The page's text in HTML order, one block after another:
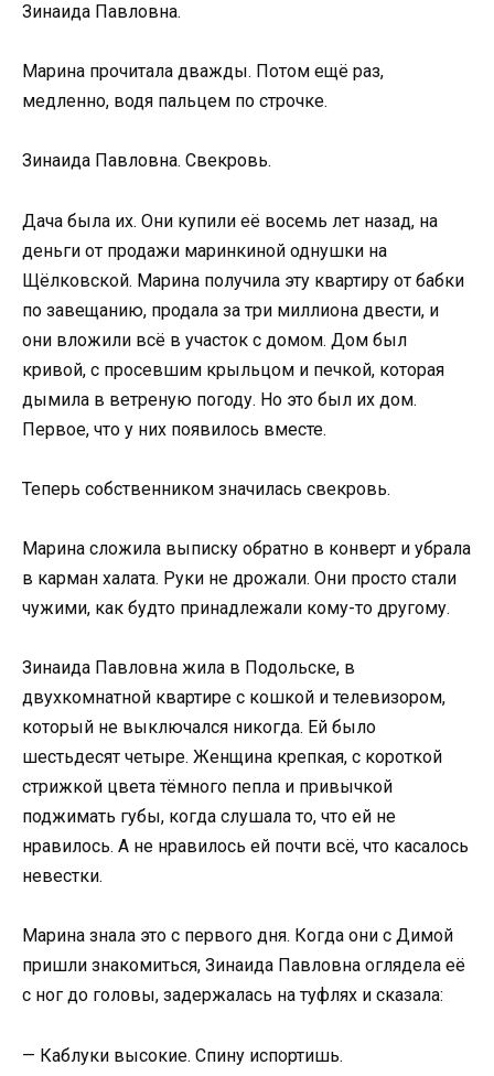
Зинаида Павловна.
Марина прочитала дважды. Потом ещё раз,
медленно, водя пальцем по строчке.
Зинаида Павловна. Свекровь.
Дача была их. Они купили её восемь лет назад, на
деньги от продажи маринкиной однушки на
Щёлковской. Марина получила эту квартиру от бабки
по завещанию, продала за три миллиона двести, и
они вложили всё в участок с домом. Дом был
кривой, с просевшим крыльцом и печкой, которая
дымила в ветреную погоду. Но это был их дом.
Первое, что у них появилось вместе.
Теперь собственником значилась свекровь.
Марина сложила выписку обратно в конверт и убрала
в карман халата. Руки не дрожали. Они просто стали
чужими, как будто принадлежали кому-то другому.
Зинаида Павловна жила в Подольске, в
двухкомнатной квартире с кошкой и телевизором,
который не выключался никогда. Ей было
шестьдесят четыре. Женщина крепкая, с короткой
стрижкой цвета тёмного пепла и привычкой
поджимать губы, когда слушала то, что ей не
нравилось. А не нравилось ей почти всё, что касалось
невестки.
Марина знала это с первого дня. Когда они с Димой
пришли знакомиться, Зинаида Павловна оглядела её
с ног до головы, задержалась на туфлях и сказала:
— Каблуки высокие. Спину испортишь.